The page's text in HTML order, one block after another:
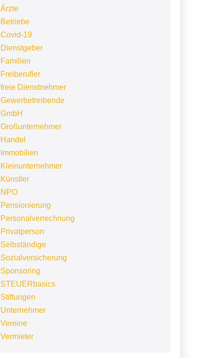
Ärzte
Betriebe
Covid-19
Dienstgeber
Familien
Freiberufler
freie Dienstnehmer
Gewerbetreibende
GmbH
Großunternehmer
Handel
Immobilien
Kleinunternehmer
Künstler
NPO
Pensionierung
Personalverrechnung
Privatperson
Selbständige
Sozialversicherung
Sponsoring
STEUERbasics
Stiftungen
Unternehmer
Vereine
Vermieter